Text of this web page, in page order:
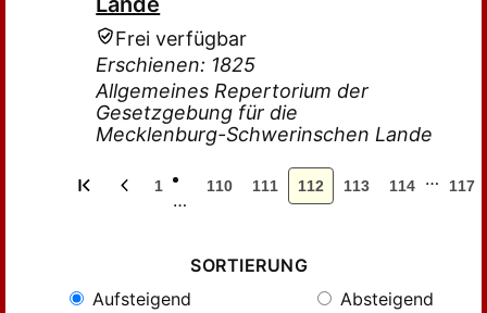
Frei verfügbar
Erschienen: 1825
Allgemeines Repertorium der
Gesetzgebung für die
Mecklenburg-Schwerinschen Lande
1
…
110 111 112 113 114 … 117
SORTIERUNG
Aufsteigend
Absteigend